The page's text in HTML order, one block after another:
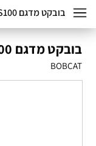
בובקט מדגם S100
בובקט מדגם S100
BOBCAT